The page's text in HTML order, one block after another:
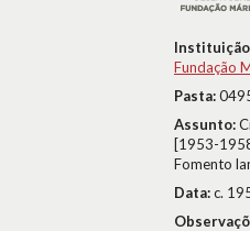
Fundação
Pasta:
Assunto:
[1953-
Fomento
Data:c.